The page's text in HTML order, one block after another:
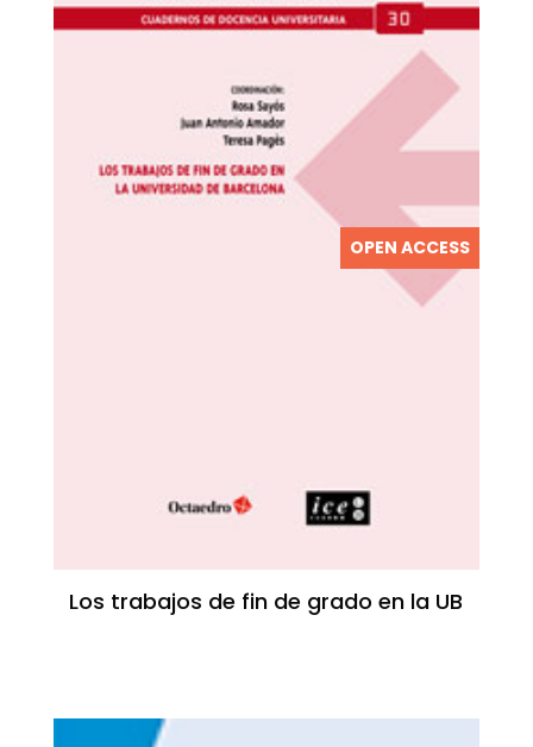
OPEN ACCESS
Los trabajos de fin de grado en la UB